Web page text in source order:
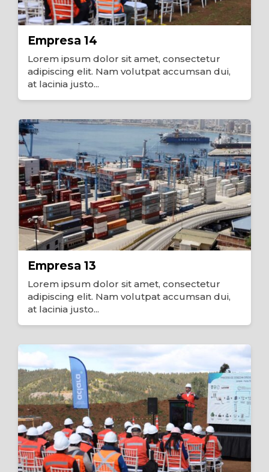
Empresa 14
Lorem ipsum dolor sit amet, consectetur
adipiscing elit. Nam volutpat accumsan dui,
at lacinia justo...
Empresa 13
Lorem ipsum dolor sit amet, consectetur
adipiscing elit. Nam volutpat accumsan dui,
at lacinia justo...